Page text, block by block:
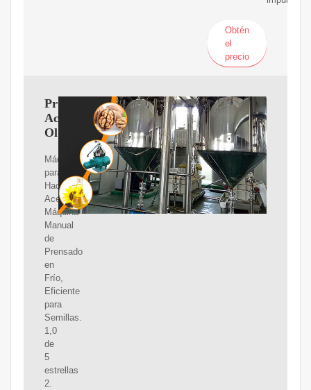
Obtén
el
precio
Prensa
Aceite
Oliva
Máquina
para
Hacer
Aceite,
Máquina
Manual
de
Prensado
en
Frío,
Eficiente
para
Semillas.
1,0
de
5
estrellas
2.